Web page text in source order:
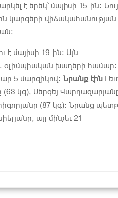
է երեկ՝ մայիսի 15-ին:
կարգերի վիճակահանության
է մայիսի 19-ին: Այն
օլիմպիական խաղերի համար:
5 մարզիկով: Նրանք էին
կգ), Սերգեյ
(87 կգ): Նրանց
այլ մինչեւ 21